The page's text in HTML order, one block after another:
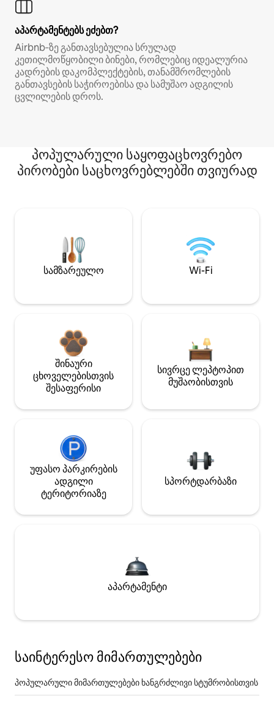
აპარტამენტებს ეძებთ?
Airbnb‑ზე განთავსებულია სრულად
კეთილმოწყობილი ბინები, რომლებიც იდეალურია
კადრების დაკომპლექტების, თანამშრომლების
განთავსების საჭიროებისა და სამუშაო ადგილის
ცვლილების დროს.
პოპულარული საყოფაცხოვრებო
პირობები საცხოვრებლებში თვიურად
სამზარეულო Wi-Fi
შინაური
ცხოველებისთვის
შესაფერისი
სივრცე ლეპტოპით
მუშაობისთვის
უფასო პარკირების
ადგილი
ტერიტორიაზე
სპორტდარბაზი
აპარტამენტი
საინტერესო მიმართულებები
პოპულარული მიმართულებები ხანგრძლივი სტუმრობისთვის